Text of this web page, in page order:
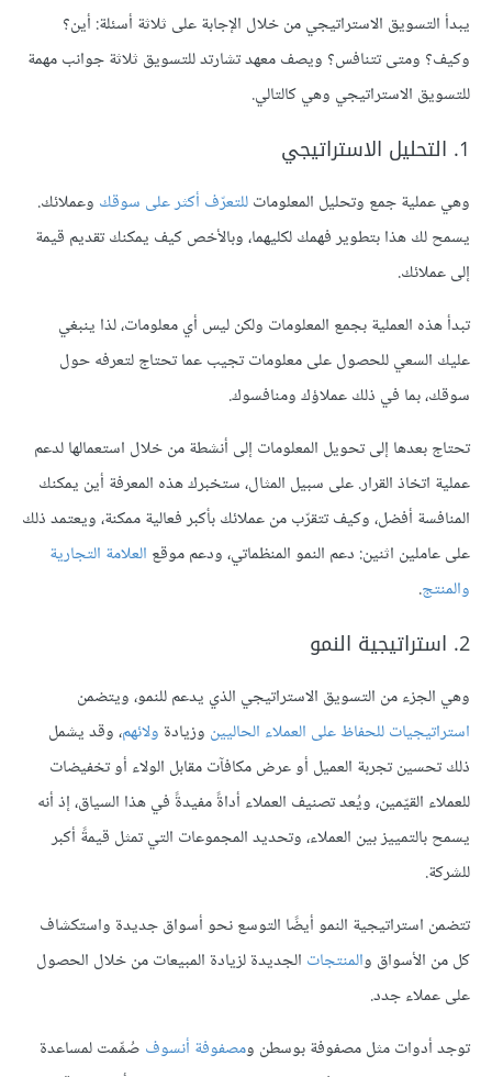
يبدأ التسويق الاستراتيجي من خلال الإجابة على ثلاثة أسئلة: أين؟
وكيف؟ ومتى تتنافس؟ ويصف معهد تشارتد للتسويق ثلاثة جوانب مهمة
للتسويق الاستراتيجي وهي كالتالي.
1. التحليل الاستراتيجي
وهي عملية جمع وتحليل المعلوماتللتعرّف أكثر على سوقك وعملائك.
يسمح لك هذا بتطوير فهمك لكليهما، وبالأخص كيف يمكنك تقديم قيمة
إلى عملائك.
تبدأ هذه العملية بجمع المعلومات ولكن ليس أي معلومات، لذا ينبغي
عليك السعي للحصول على معلومات تجيب عما تحتاج لتعرفه حول
سوقك، بما في ذلك عملاؤك ومنافسوك.
تحتاج بعدها إلى تحويل المعلومات إلى أنشطة من خلال استعمالها لدعم
عملية اتخاذ القرار. على سبيل المثال، ستخبرك هذه المعرفة أين يمكنك
المنافسة أفضل، وكيف تتقرّب من عملائك بأكبر فعالية ممكنة، ويعتمد ذلك
على عاملين اثنين: دعم النمو المنظماتي، ودعم موقع العلامة التجارية
والمنتج.
2. استراتيجية النمو
وهي الجزء من التسويق الاستراتيجي الذي يدعم للنمو، ويتضمن
استراتيجيات للحفاظ على العملاء الحاليين وزيادة ولائهم، وقد يشمل
ذلك تحسين تجربة العميل أو عرض مكافآت مقابل الولاء أو تخفيضات
للعملاء القيّمين، ويُعد تصنيف العملاء أداةً مفيدةً في هذا السياق، إذ أنه
يسمح بالتمييز بين العملاء، وتحديد المجموعات التي تمثل قيمةً أكبر
للشركة.
تتضمن استراتيجية النمو أيضًا التوسع نحو أسواق جديدة واستكشاف
كل من الأسواق والمنتجات الجديدة لزيادة المبيعات من خلال الحصول
على عملاء جدد.
توجد أدوات مثل مصفوفة بوسطن ومصفوفة أنسوف صُمِّمت لمساعدة